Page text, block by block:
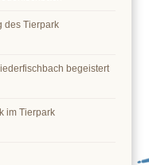
des Tierpark
begeistert
im Tierpark